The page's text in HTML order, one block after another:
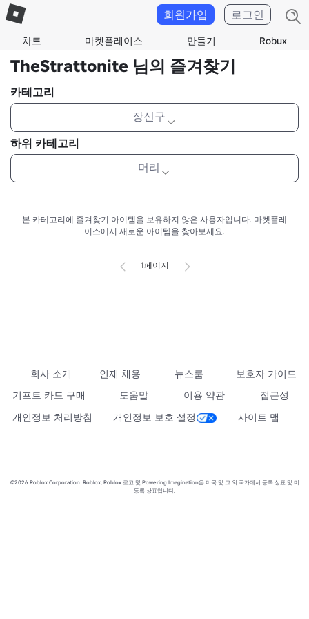
차트 마켓플레이스 만들기 Robux
회원가입 로그인
TheStrattonite 님의 즐겨찾기
카테고리
장신구
하위 카테고리
머리
본 카테고리에 즐겨찾기 아이템을 보유하지 않은 사용자입니다. 마켓플레
이스에서 새로운 아이템을 찾아보세요.
1페이지
회사 소개 인재 채용 뉴스룸
보호자 가이드
기프트 카드 구매
도움말 이용 약관
접근성
개인정보 처리방침
개인정보 보호 설정 사이트 맵
©2026 Roblox Corporation. Roblox, Roblox 로고 및 Powering Imagination은 미국 및 그 외 국가에서 등록 상표 및 미
등록 상표입니다.